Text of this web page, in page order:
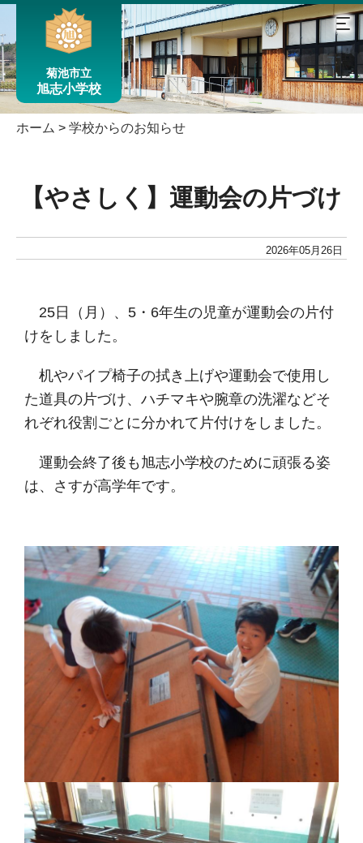
菊池市立
旭志小学校
ホーム > 学校からのお知らせ
【やさしく】運動会の片づけ
2026年05月26日
25日（月）、5・6年生の児童が運動会の片付
けをしました。
机やパイプ椅子の拭き上げや運動会で使用し
た道具の片づけ、ハチマキや腕章の洗濯などそ
れぞれ役割ごとに分かれて片付けをしました。
運動会終了後も旭志小学校のために頑張る姿
は、さすが高学年です。